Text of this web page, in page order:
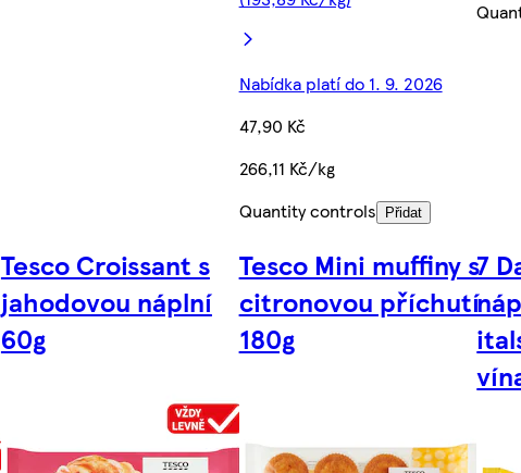
Nabídka platí do 1. 9. 2026
47,90 Kč
266,11 Kč/kg
Quantity controls
Přidat
Tesco Croissant s
jahodovou náplní
60g
Tesco Mini muffiny s
citronovou příchutí
180g
7